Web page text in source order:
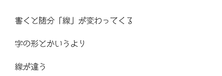
書くと随分「線」が変わってくる
字の形とかいうより
線が違う